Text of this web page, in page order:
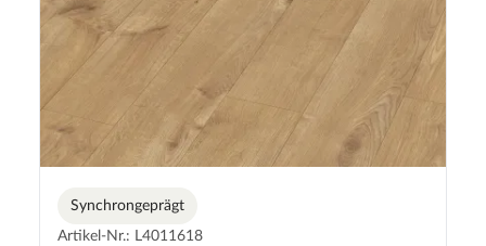
Synchrongeprägt
Artikel-Nr.: L4011618